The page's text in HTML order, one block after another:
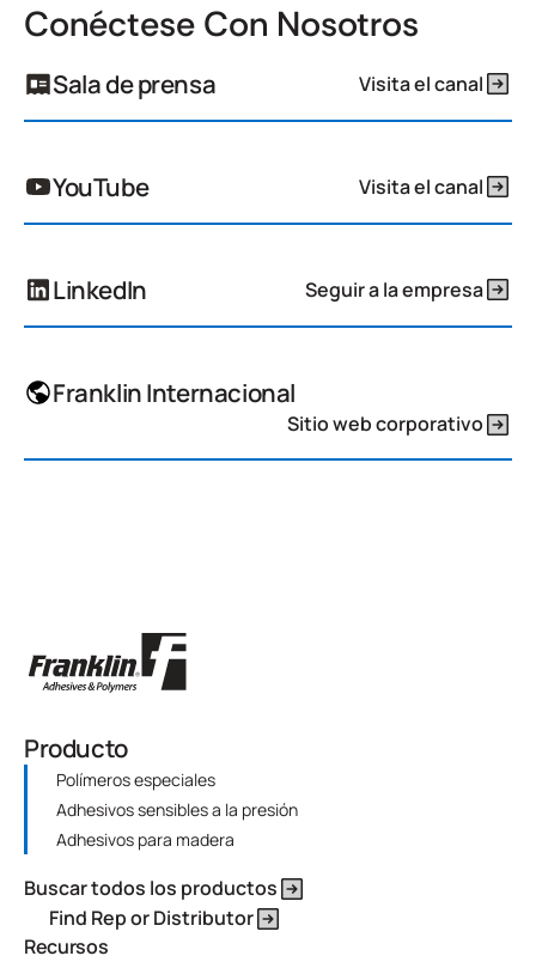
Conéctese Con Nosotros
Sala de prensa Visita el canal
YouTube Visita el canal
LinkedIn Seguir a la empresa
Franklin Internacional
Sitio web corporativo
Producto
Polímeros especiales
Adhesivos sensibles a la presión
Adhesivos para madera
Buscar todos los productos
Find Rep or Distributor
Recursos